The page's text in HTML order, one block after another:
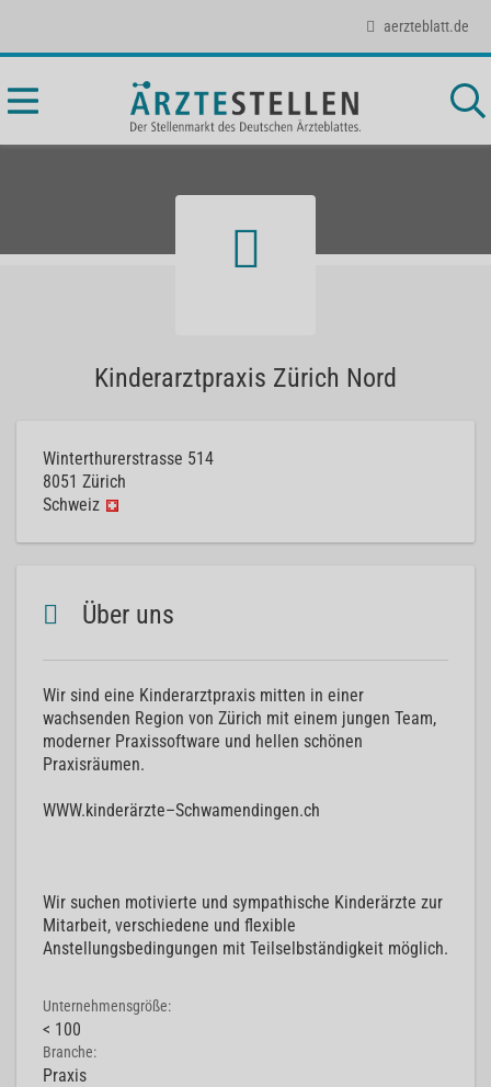
aerzteblatt.de
Kinderarztpraxis Zürich Nord
Winterthurerstrasse 514
8051 Zürich
Schweiz
Über uns
Wir sind eine Kinderarztpraxis mitten in einer
wachsenden Region von Zürich mit einem jungen Team,
moderner Praxissoftware und hellen schönen
Praxisräumen.
WWW.kinderärzte–Schwamendingen.ch
Wir suchen motivierte und sympathische Kinderärzte zur
Mitarbeit, verschiedene und flexible
Anstellungsbedingungen mit Teilselbständigkeit möglich.
Unternehmensgröße:
< 100
Branche:
Praxis